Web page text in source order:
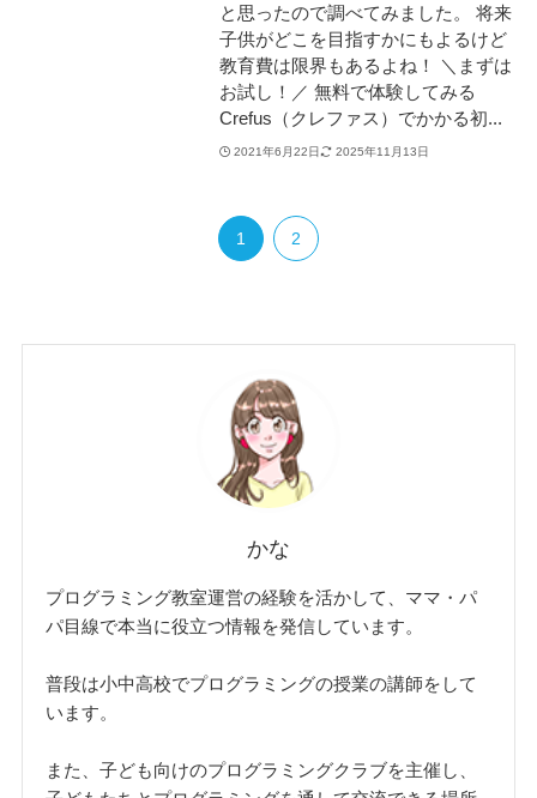
と思ったので調べてみました。 将来
子供がどこを目指すかにもよるけど
教育費は限界もあるよね！ ＼まずは
お試し！／ 無料で体験してみる
Crefus（クレファス）でかかる初...
2021年6月22日 2025年11月13日
1 2
かな
プログラミング教室運営の経験を活かして、ママ・パ
パ目線で本当に役立つ情報を発信しています。
普段は小中高校でプログラミングの授業の講師をして
います。
また、子ども向けのプログラミングクラブを主催し、